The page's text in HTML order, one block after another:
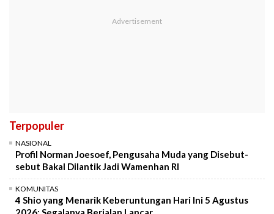
Terpopuler
NASIONAL
Profil Norman Joesoef, Pengusaha Muda yang Disebut-
sebut Bakal Dilantik Jadi Wamenhan RI
KOMUNITAS
4 Shio yang Menarik Keberuntungan Hari Ini 5 Agustus